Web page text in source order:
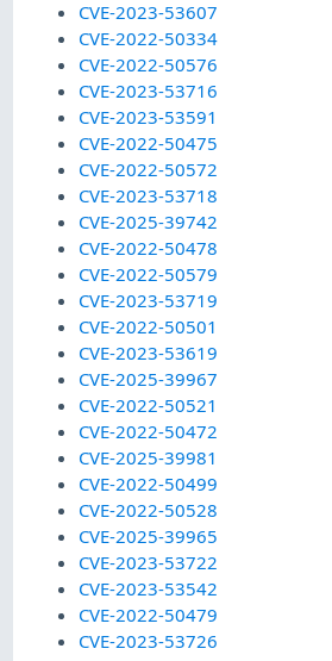
CVE-2023-53607
CVE-2022-50334
CVE-2022-50576
CVE-2023-53716
CVE-2023-53591
CVE-2022-50475
CVE-2022-50572
CVE-2023-53718
CVE-2025-39742
CVE-2022-50478
CVE-2022-50579
CVE-2023-53719
CVE-2022-50501
CVE-2023-53619
CVE-2025-39967
CVE-2022-50521
CVE-2022-50472
CVE-2025-39981
CVE-2022-50499
CVE-2022-50528
CVE-2025-39965
CVE-2023-53722
CVE-2023-53542
CVE-2022-50479
CVE-2023-53726